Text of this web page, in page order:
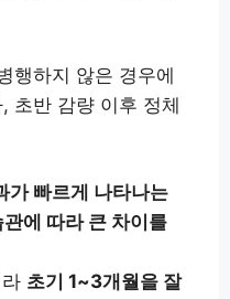
행하지 않은 경우에
초반 감량 이후 정체
가 빠르게 나타나는
에 따라 큰 차이를
초기 1~3개월을 잘